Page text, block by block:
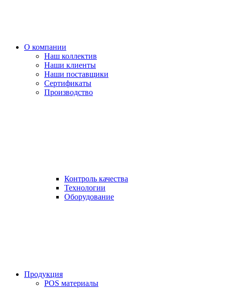
О компании
Наш коллектив
Наши клиенты
Наши поставщики
Сертификаты
Производство
Контроль качества
Технологии
Оборудование
Продукция
POS материалы